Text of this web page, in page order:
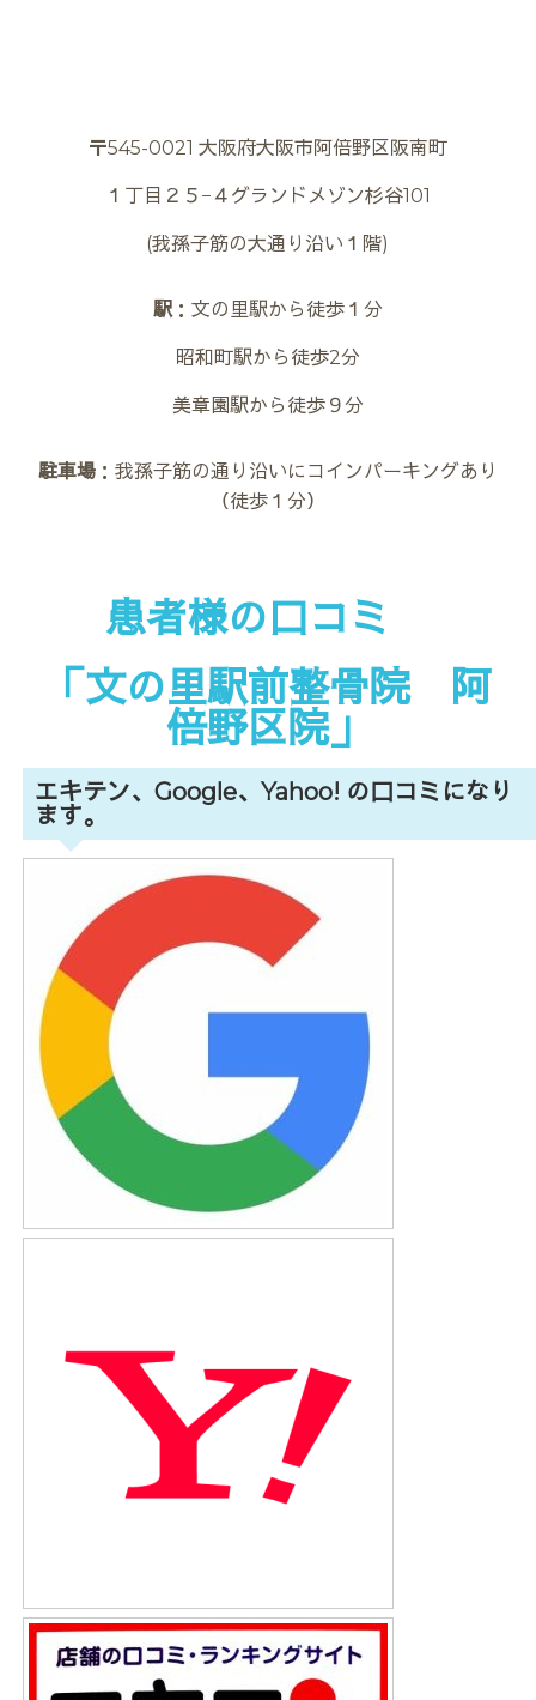
〒545-0021 大阪府大阪市阿倍野区阪南町
１丁目２５−４グランドメゾン杉谷101
(我孫子筋の大通り沿い１階)
駅：文の里駅から徒歩１分
昭和町駅から徒歩2分
美章園駅から徒歩９分
駐車場：我孫子筋の通り沿いにコインパーキングあり
（徒歩１分）
患者様の口コミ
「文の里駅前整骨院 阿
倍野区院」
エキテン、Google、Yahoo! の口コミになり
ます。